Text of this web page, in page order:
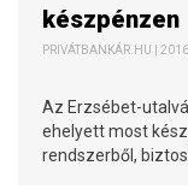
készpénzen
PRIVÁTBANKÁR.HU |
Az Erzsébet-
ehelyett most
rendszerből,